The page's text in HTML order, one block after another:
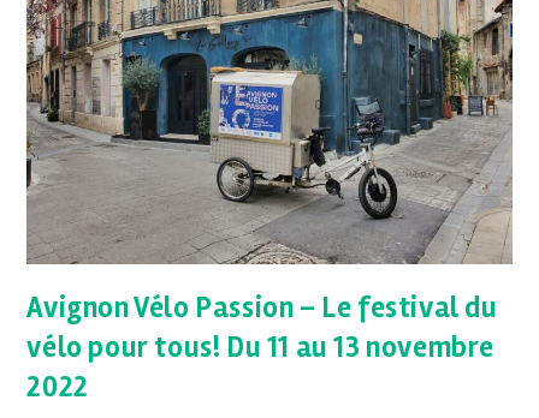
Avignon Vélo Passion – Le festival du
vélo pour tous! Du 11 au 13 novembre
2022